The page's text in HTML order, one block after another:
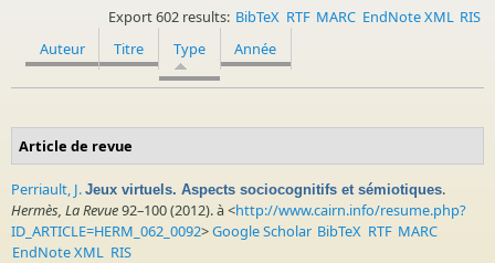
Export 602 results: BibTeX RTF MARC EndNote XML RIS
Auteur
Titre Type Année
Article de revue
Perriault, J. Jeux virtuels. Aspects sociocognitifs et sémiotiques.
Hermès, La Revue92–100 (2012). à <http://www.cairn.info/resume.php?
ID_ARTICLE=HERM_062_0092>Google Scholar BibTeX RTF MARC
EndNote XML RIS